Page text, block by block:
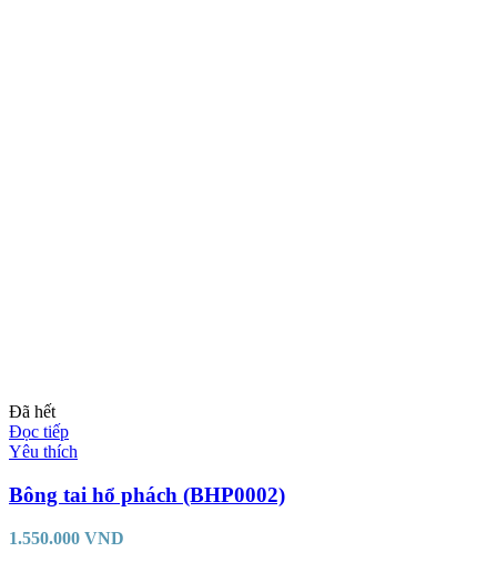
Đã hết
Đọc tiếp
Yêu thích
Bông tai hổ phách (BHP0002)
1.550.000 VND